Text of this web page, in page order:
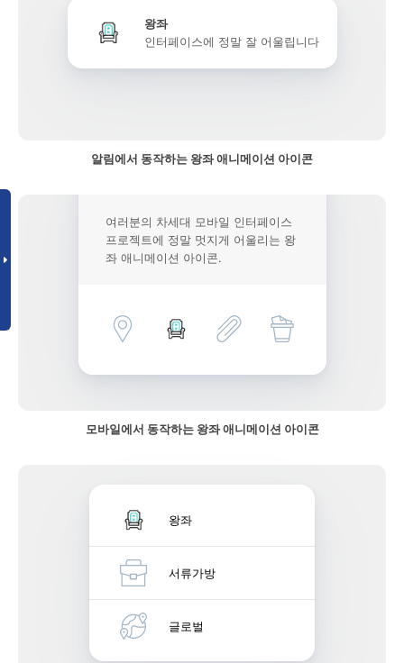
왕좌
인터페이스에 정말 잘 어울립니다
알림에서 동작하는 왕좌 애니메이션 아이콘
여러분의 차세대 모바일 인터페이스
프로젝트에 정말 멋지게 어울리는 왕
좌 애니메이션 아이콘.
모바일에서 동작하는 왕좌 애니메이션 아이콘
왕좌
서류가방
글로벌